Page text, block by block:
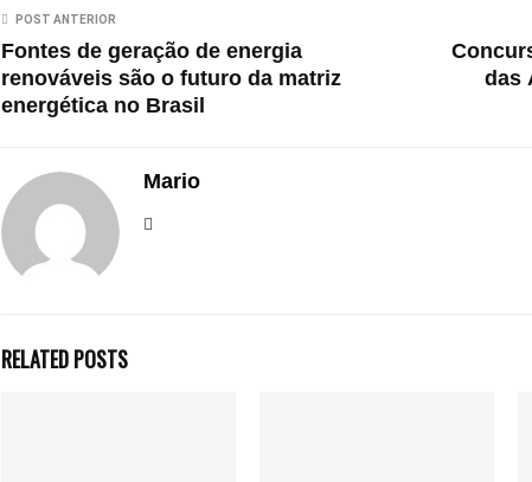
POST ANTERIOR
Fontes de geração de energia
renováveis são o futuro da matriz
energética no Brasil
das
Mario
RELATED POSTS